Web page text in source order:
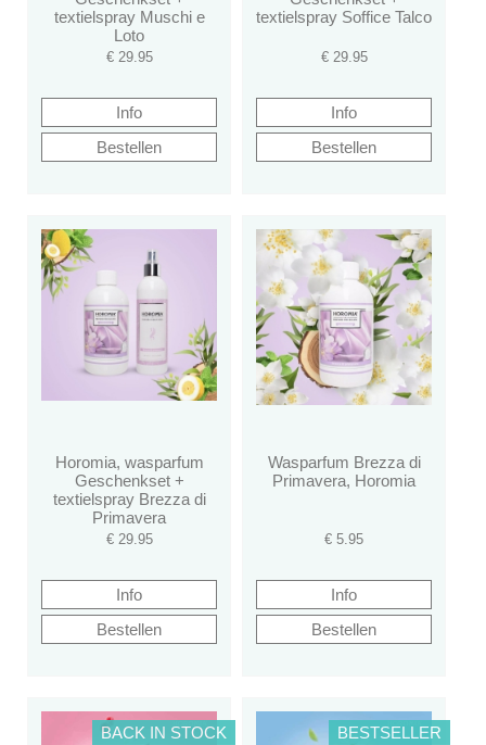
textielspray Muschi e
Loto
€ 29.95
textielspray Soffice Talco
€ 29.95
Horomia, wasparfum
Geschenkset +
textielspray Brezza di
Primavera
€ 29.95
Wasparfum Brezza di
Primavera, Horomia
€5.95
BACK IN STOCK BESTSELLER